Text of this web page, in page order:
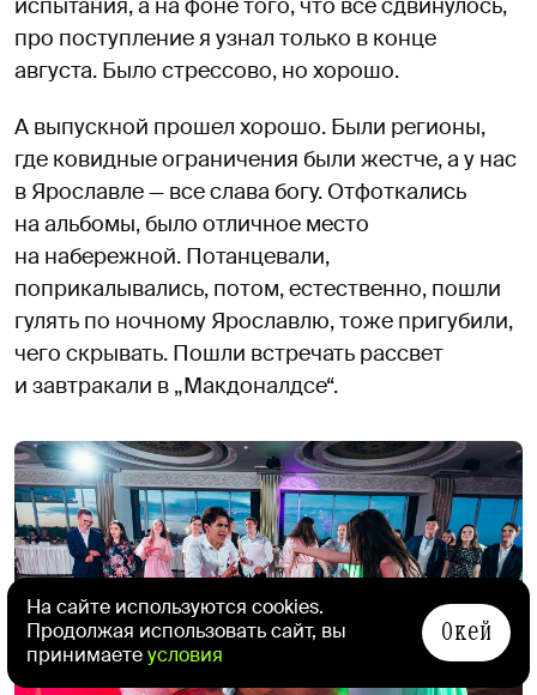
испытания, а на фоне того, что все сдвинулось,
про поступление я узнал только в конце
августа. Было стрессово, но хорошо.
А выпускной прошел хорошо. Были регионы,
где ковидные ограничения были жестче, а у нас
в Ярославле — все слава богу. Отфоткались
на альбомы, было отличное место
на набережной. Потанцевали,
поприкалывались, потом, естественно, пошли
гулять по ночному Ярославлю, тоже пригубили,
чего скрывать. Пошли встречать рассвет
и завтракали в „Макдоналдсе“.
На сайте используются cookies.
Продолжая использовать сайт, вы
принимаетеусловия
Окей